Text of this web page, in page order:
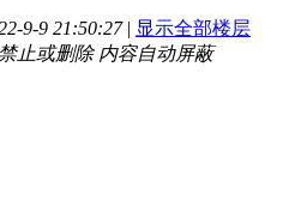
9-9 21:50:27 | 显示全部楼层
止或删除 内容自动屏蔽